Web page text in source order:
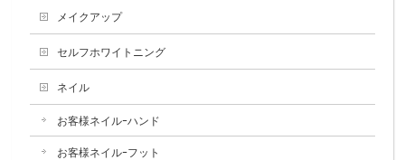
メイクアップ
セルフホワイトニング
ネイル
お客様ネイルｰハンド
お客様ネイルｰフット